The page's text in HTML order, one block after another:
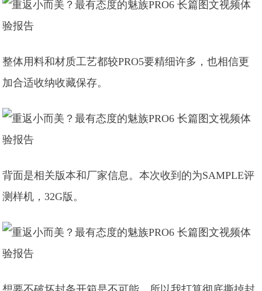
整体用料和材质工艺都较PRO5要精细许多，也相信更
加合适收纳收藏保存。
背面是相关版本和厂家信息。本次收到的为SAMPLE评
测样机，32G版。